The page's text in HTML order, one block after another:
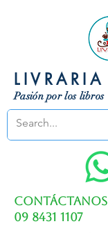
LIVRARIA
Pasión por los libros
Contáctanos
09 8431 1107